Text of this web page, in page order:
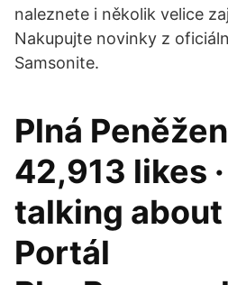
naleznete i několik velice
Nakupujte novinky z
Samsonite.
Plná
42,913 likes
talking
Portál